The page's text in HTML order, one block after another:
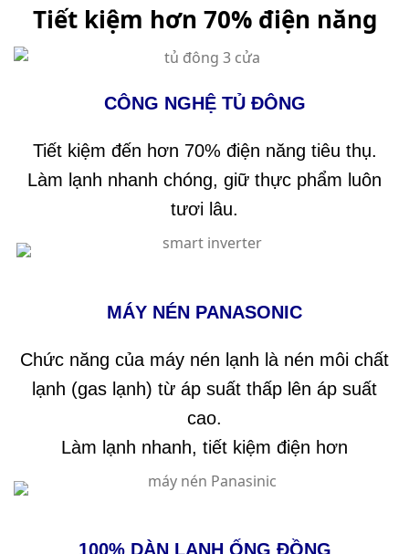
Tiết kiệm hơn 70% điện năng
CÔNG NGHỆ TỦ ĐÔNG
Tiết kiệm đến hơn 70% điện năng tiêu thụ.
Làm lạnh nhanh chóng, giữ thực phẩm luôn
tươi lâu.
MÁY NÉN PANASONIC
Chức năng của máy nén lạnh là nén môi chất
lạnh (gas lạnh) từ áp suất thấp lên áp suất
cao.
Làm lạnh nhanh, tiết kiệm điện hơn
100% DÀN LẠNH ỐNG ĐỒNG